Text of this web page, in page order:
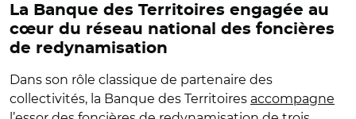
La Banque des Territoires engagée au
cœur du réseau national des foncières
de redynamisation
Dans son rôle classique de partenaire des
collectivités, la Banque des Territoires accompagne